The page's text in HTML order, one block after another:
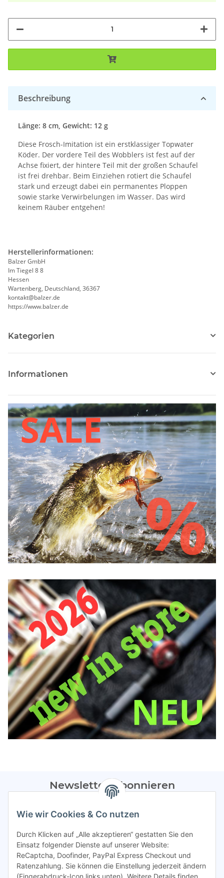
Beschreibung
Länge: 8 cm, Gewicht: 12 g
Diese Frosch-Imitation ist ein erstklassiger Topwater
Köder. Der vordere Teil des Wobblers ist fest auf der
Achse fixiert, der hintere Teil mit der großen Schaufel
ist frei drehbar. Beim Einziehen rotiert die Schaufel
stark und erzeugt dabei ein permanentes Ploppen
sowie starke Verwirbelungen im Wasser. Das wird
keinem Räuber entgehen!
Herstellerinformationen:
Balzer GmbH
Im Tiegel 8 8
Hessen
Wartenberg, Deutschland, 36367
kontakt@balzer.de
https://www.balzer.de
Kategorien
Informationen
Newsletter Abonnieren
Bitte sendet mir entsprechend eurer
regelmäßig Infos zu euren Aktionen per E-Mail zu.
Abonnieren
Spamschutz aktiv
Wie wir Cookies & Co nutzen
Durch Klicken auf „Alle akzeptieren“ gestatten Sie den
Einsatz folgender Dienste auf unserer Website:
ReCaptcha, Doofinder, PayPal Express Checkout und
Ratenzahlung. Sie können die Einstellung jederzeit ändern